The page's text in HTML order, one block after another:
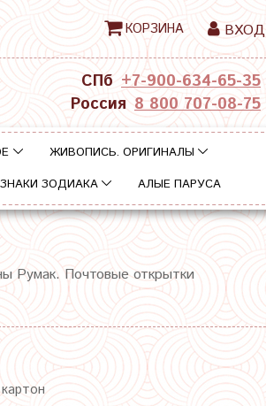
КОРЗИНА ВХОД
СПб +7-900-634-65-35
Россия 8 800 707-08-75
ЖИВОПИСЬ. ОРИГИНАЛЫ
ЗНАКИ ЗОДИАКА АЛЫЕ ПАРУСА
Румак. Почтовые открытки